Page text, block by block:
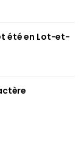
été en Lot-et-